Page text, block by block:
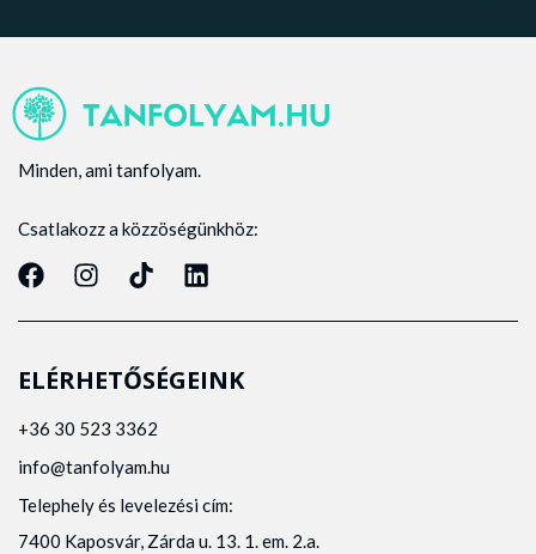
Minden, ami tanfolyam.
Csatlakozz a közzöségünkhöz:
ELÉRHETŐSÉGEINK
+36 30 523 3362
info@tanfolyam.hu
Telephely és levelezési cím:
7400 Kaposvár, Zárda u. 13. 1. em. 2.a.